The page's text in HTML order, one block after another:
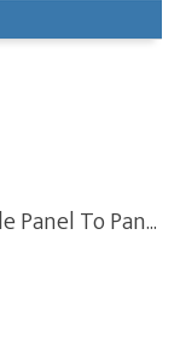
Panel To Pan...